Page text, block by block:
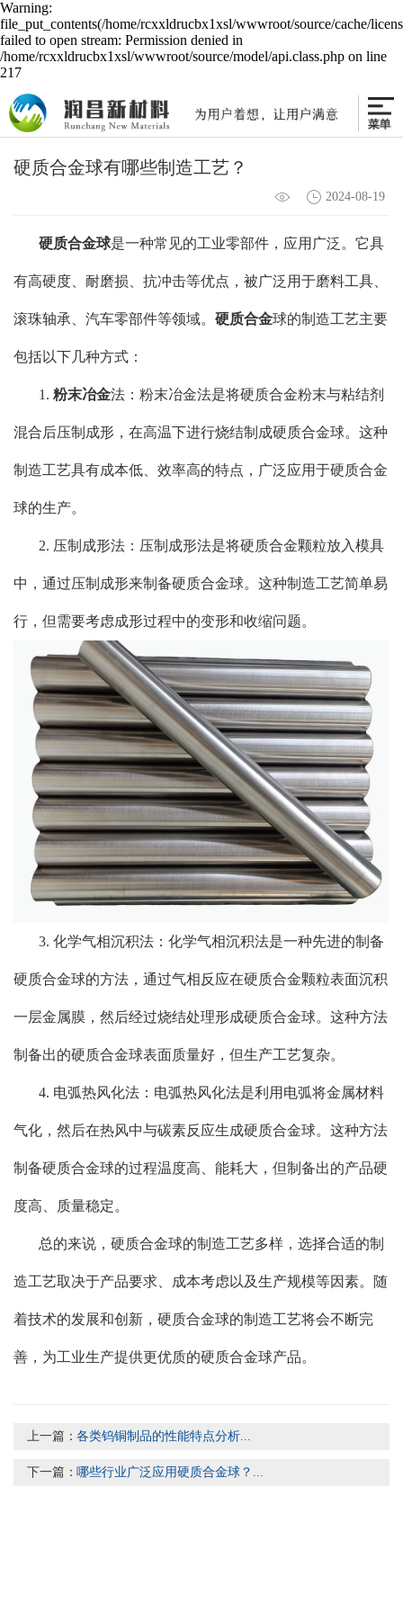
Warning:
file_put_contents(/home/rcxxldrucbx1xsl/wwwroot/source/cache/
failed to open stream: Permission denied in
/home/rcxxldrucbx1xsl/wwwroot/source/model/api.class.php on line
217
硬质合金球有哪些制造工艺？
2024-08-19
硬质合金球是一种常见的工业零部件，应用广泛。它具
有高硬度、耐磨损、抗冲击等优点，被广泛用于磨料工具、
滚珠轴承、汽车零部件等领域。 硬质合金球的制造工艺主要
包括以下几种方式：
1. 粉末冶金法：粉末冶金法是将硬质合金粉末与粘结剂
混合后压制成形，在高温下进行烧结制成硬质合金球。这种
制造工艺具有成本低、效率高的特点，广泛应用于硬质合金
球的生产。
2. 压制成形法：压制成形法是将硬质合金颗粒放入模具
中，通过压制成形来制备硬质合金球。这种制造工艺简单易
行，但需要考虑成形过程中的变形和收缩问题。
3. 化学气相沉积法：化学气相沉积法是一种先进的制备
硬质合金球的方法，通过气相反应在硬质合金颗粒表面沉积
一层金属膜，然后经过烧结处理形成硬质合金球。这种方法
制备出的硬质合金球表面质量好，但生产工艺复杂。
4. 电弧热风化法：电弧热风化法是利用电弧将金属材料
气化，然后在热风中与碳素反应生成硬质合金球。这种方法
制备硬质合金球的过程温度高、能耗大，但制备出的产品硬
度高、质量稳定。
总的来说，硬质合金球的制造工艺多样，选择合适的制
造工艺取决于产品要求、成本考虑以及生产规模等因素。随
着技术的发展和创新，硬质合金球的制造工艺将会不断完
善，为工业生产提供更优质的硬质合金球产品。
上一篇：各类钨铜制品的性能特点分析...
下一篇： 哪些行业广泛应用硬质合金球？...